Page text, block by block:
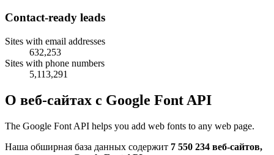
Contact-ready leads
Sites with email addresses
632,253
Sites with phone numbers
5,113,291
О веб-сайтах с Google Font API
The Google Font API helps you add web fonts to any web page.
Наша обширная база данных содержит 7 550 234 веб-сайтов,